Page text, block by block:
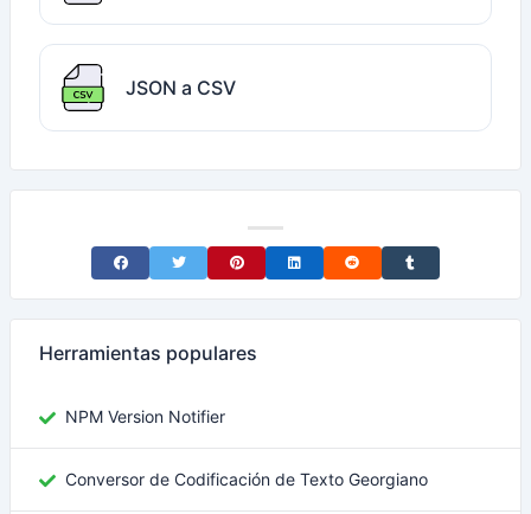
JSON a CSV
Share on Facebook
Share on TwitterShare on Pinterest
Share on LinkedIn
Share on RedditShare on Tumblr
Herramientas populares
NPM Version Notifier
Conversor de Codificación de Texto Georgiano